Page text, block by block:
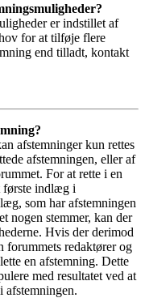
er indstillet af
for at tilføje flere
end tilladt, kontakt
afstemninger kun rettes
afstemningen, eller af
For at rette i en
første indlæg i
som har afstemningen
nogen stemmer, kan der
Hvis der derimod
forummets redaktører og
en afstemning. Dette
med resultatet ved at